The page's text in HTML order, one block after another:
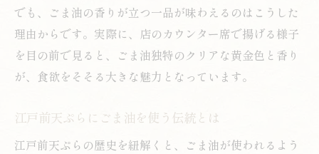
でも、ごま油の香りが立つ一品が味わえるのはこうした
理由からです。実際に、店のカウンター席で揚げる様子
を目の前で見ると、ごま油独特のクリアな黄金色と香り
が、食欲をそそる大きな魅力となっています。
江戸前天ぷらにごま油を使う伝統とは
江戸前天ぷらの歴史を紐解くと、ごま油が使われるよう